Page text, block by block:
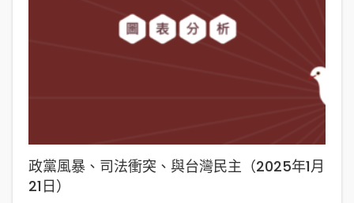
政黨風暴、司法衝突、與台灣民主（2025年1月
21日）